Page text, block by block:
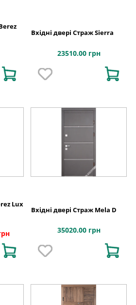
Вхідні двері Страж Sierra
23510.00 грн
Lux
Вхідні двері Страж Mela D
35020.00 грн